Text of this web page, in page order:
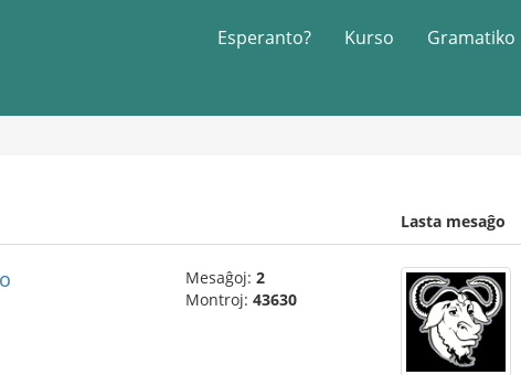
Esperanto? Kurso Gramatiko
Lasta mesaĝo
Mesaĝoj: 2
Montroj: 43630